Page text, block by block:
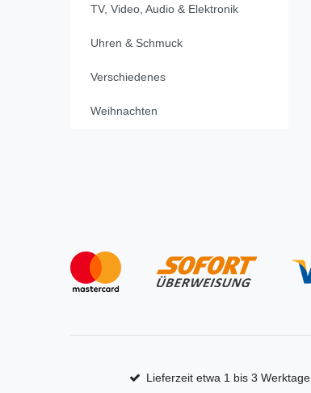
TV, Video, Audio & Elektronik
Uhren & Schmuck
Verschiedenes
Weihnachten
Lieferzeit etwa 1 bis 3 Werktage